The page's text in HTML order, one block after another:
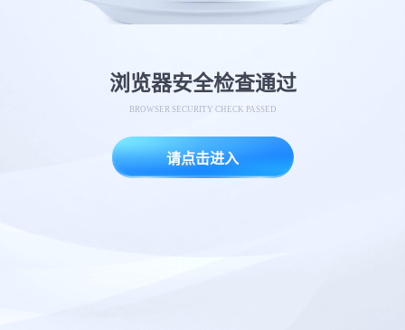
浏览器安全检查通过
BROWSER SECURITY CHECK PASSED
请点击进入